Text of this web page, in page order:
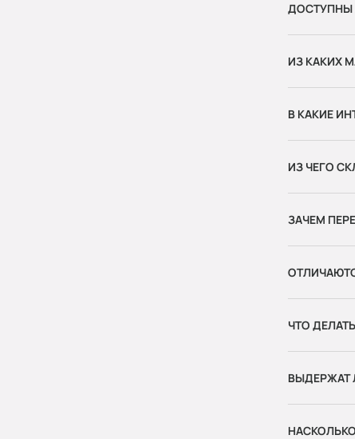
ДОСТУПНЫ
ИЗ КАКИХ
В КАКИЕ
ИЗ ЧЕГО
ЗАЧЕМ
ЧТО
ВЫДЕРЖАТ